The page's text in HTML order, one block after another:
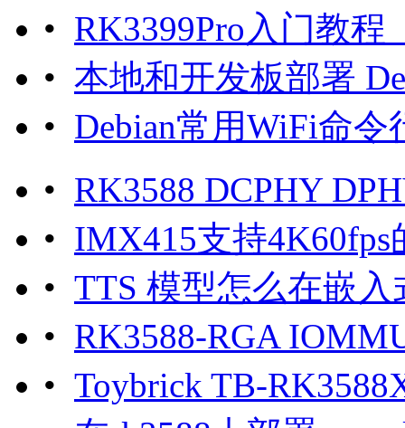
• RK3399Pro入门教
• 本地和开发板部署
• Debian常用WiFi命令
• RK3588 DCPHY
• IMX415支持4K60fps
• TTS 模型怎么在嵌
• RK3588-RGA
• Toybrick TB-